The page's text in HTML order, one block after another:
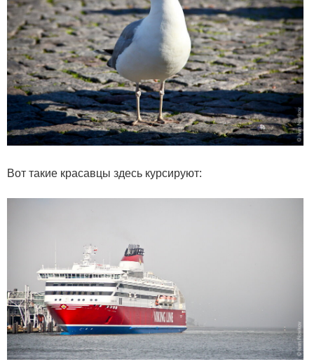
Вот такие красавцы здесь курсируют: